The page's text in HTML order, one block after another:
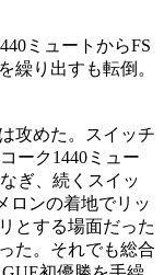
ミュートからFS
繰り出すも転倒。
攻めた。スイッチ
ーク1440ミュー
ぎ、続くスイッ
ロンの着地でリッ
とする場面だった
た。それでも総合